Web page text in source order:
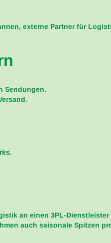
externe Partner für
Sendungen.
an einen 3PL-
auch saisonale Spitzen